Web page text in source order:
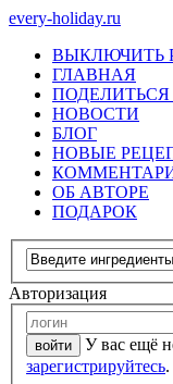
every-holiday.ru
ВЫКЛЮЧИТЬ
ГЛАВНАЯ
НОВОСТИ
БЛОГ
НОВЫЕ
ОБ АВТОРЕ
ПОДАРОК
Авторизация
У вас ещё
зарегистрируйтесь.